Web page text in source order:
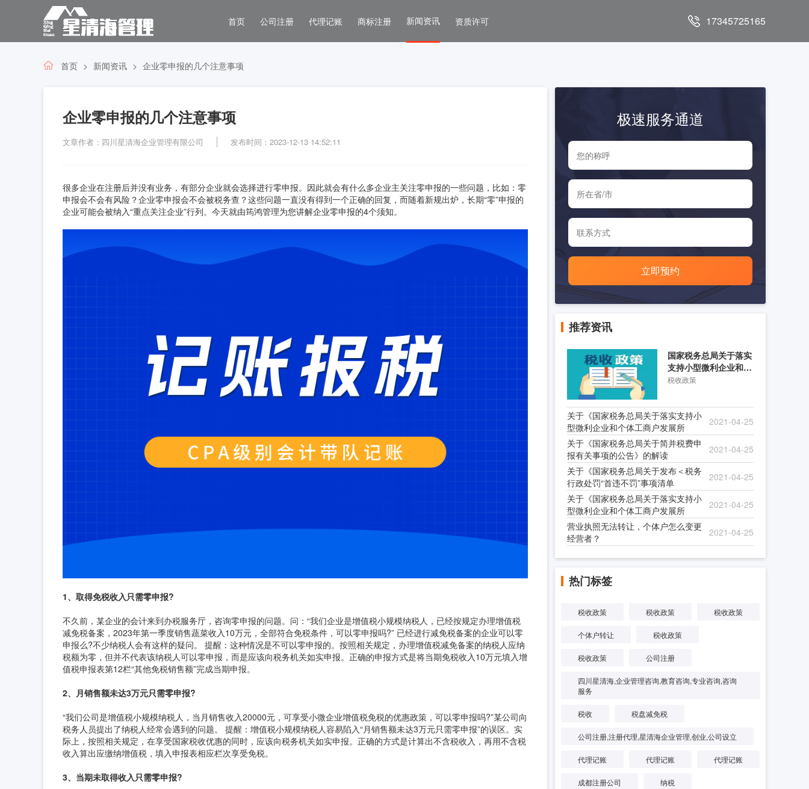
首页 公司注册 代理记账 商标注册 新闻资讯 资质许可 17345725165
首页 新闻资讯 企业零申报的几个注意事项
企业零申报的几个注意事项
文章作者：四川星清海企业管理有限公司 发布时间：2023-12-13 14:52:11
很多企业在注册后并没有业务，有部分企业就会选择进行零申报。因此就会有什么多企业主关注零申报的一些问题，比如：零
申报会不会有风险？企业零申报会不会被税务查？这些问题一直没有得到一个正确的回复，而随着新规出炉，长期“零”申报的
企业可能会被纳入“重点关注企业”行列。今天就由筠鸿管理为您讲解企业零申报的4个须知。
1、取得免税收入只需零申报?
不久前，某企业的会计来到办税服务厅，咨询零申报的问题。问：“我们企业是增值税小规模纳税人，已经按规定办理增值税
减免税备案，2023年第一季度销售蔬菜收入10万元，全部符合免税条件，可以零申报吗?” 已经进行减免税备案的企业可以零
申报么?不少纳税人会有这样的疑问。 提醒：这种情况是不可以零申报的。按照相关规定，办理增值税减免备案的纳税人应纳
税额为零，但并不代表该纳税人可以零申报，而是应该向税务机关如实申报。正确的申报方式是将当期免税收入10万元填入增
值税申报表第12栏“其他免税销售额”完成当期申报。
2、月销售额未达3万元只需零申报?
“我们公司是增值税小规模纳税人，当月销售收入20000元，可享受小微企业增值税免税的优惠政策，可以零申报吗?”某公司向
税务人员提出了纳税人经常会遇到的问题。 提醒：增值税小规模纳税人容易陷入“月销售额未达3万元只需零申报”的误区。实
际上，按照相关规定，在享受国家税收优惠的同时，应该向税务机关如实申报。正确的方式是计算出不含税收入，再用不含税
收入算出应缴纳增值税，填入申报表相应栏次享受免税。
3、当期未取得收入只需零申报?
极速服务通道
立即预约
推荐资讯
国家税务总局关于落实
支持小型微利企业和个
体工商户发展所得税优
税收政策
关于《国家税务总局关于落实支持小
型微利企业和个体工商户发展所
2021-04-25
关于《国家税务总局关于简并税费申
报有关事项的公告》的解读
2021-04-25
关于《国家税务总局关于发布＜税务
行政处罚“首违不罚”事项清单
2021-04-25
关于《国家税务总局关于落实支持小
型微利企业和个体工商户发展所
2021-04-25
营业执照无法转让，个体户怎么变更
经营者？
2021-04-25
热门标签
税收政策 税收政策 税收政策
个体户转让 税收政策
税收政策 公司注册
四川星清海,企业管理咨询,教育咨询,专业咨询,咨询
服务
税收 税盘减免税
公司注册,注册代理,星清海企业管理,创业,公司设立
代理记账 代理记账 代理记账
成都注册公司 纳税